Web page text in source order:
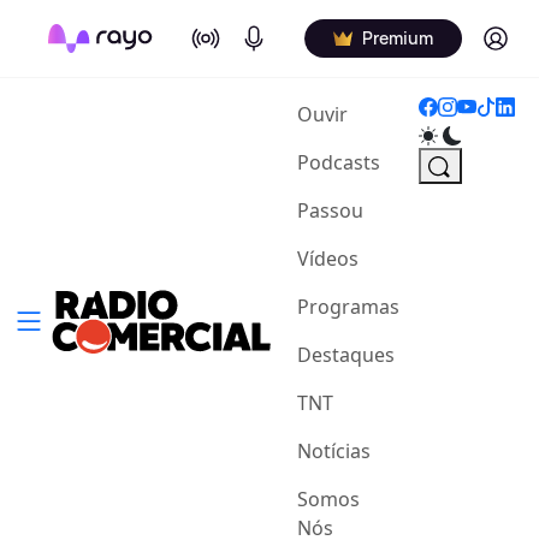
On Air Podcasts Premium Log in
Ouvir(current)
Podcasts
Passou
Vídeos
Programas
Destaques
TNT
Notícias
Somos
Nós